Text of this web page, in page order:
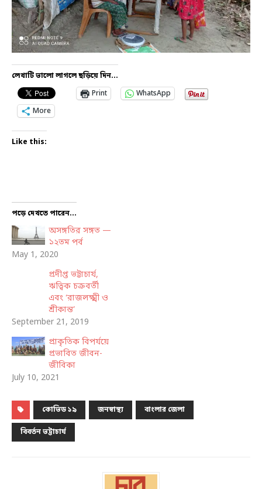
লেখাটি ভালো লাগলে ছড়িয়ে দিন...
Print
WhatsApp
More
Like this:
পড়ে দেখতে পারেন...
অসঙ্গতির সঙ্গত —
১২তম পর্ব
May 1, 2020
প্রদীপ্ত ভট্টাচার্য,
ঋত্বিক চক্রবর্তী
এবং ‘রাজলক্ষ্মী ও
শ্রীকান্ত’
September 21, 2019
প্রাকৃতিক বিপর্যয়ে
প্রভাবিত জীবন-
জীবিকা
July 10, 2021
কোভিড ১৯ জনস্বাস্থ্য বাংলার জেলা
বিবর্তন ভট্টাচার্য